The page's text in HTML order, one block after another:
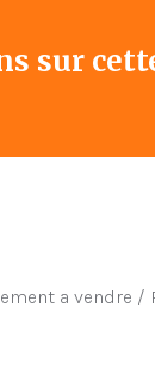
sur